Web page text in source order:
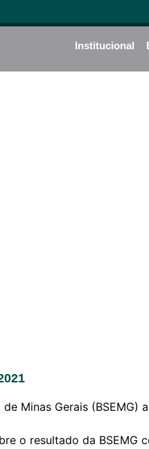
Institucional
Minas Gerais (BSEMG)
o resultado da BSEMG